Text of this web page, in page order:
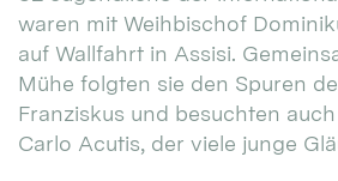
waren mit Weihbischof
auf Wallfahrt in Assisi.
Mühe folgten sie den Spuren
Franziskus und besuchten
Carlo Acutis, der viele junge